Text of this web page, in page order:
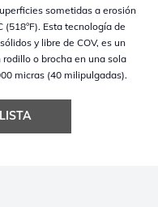
sometidas a erosión
Esta tecnología de
y libre de COV, es un
o brocha en una sola
micras (40 milipulgadas).